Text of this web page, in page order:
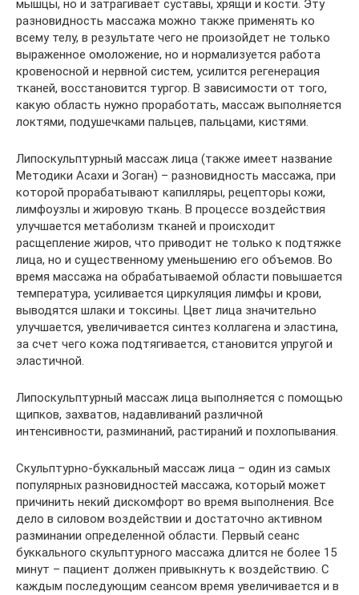
мышцы, но и затрагивает суставы, хрящи и кости. Эту
разновидность массажа можно также применять ко
всему телу, в результате чего не произойдет не только
выраженное омоложение, но и нормализуется работа
кровеносной и нервной систем, усилится регенерация
тканей, восстановится тургор. В зависимости от того,
какую область нужно проработать, массаж выполняется
локтями, подушечками пальцев, пальцами, кистями.
Липоскульптурный массаж лица (также имеет название
Методики Асахи и Зоган) – разновидность массажа, при
которой прорабатывают капилляры, рецепторы кожи,
лимфоузлы и жировую ткань. В процессе воздействия
улучшается метаболизм тканей и происходит
расщепление жиров, что приводит не только к подтяжке
лица, но и существенному уменьшению его объемов. Во
время массажа на обрабатываемой области повышается
температура, усиливается циркуляция лимфы и крови,
выводятся шлаки и токсины. Цвет лица значительно
улучшается, увеличивается синтез коллагена и эластина,
за счет чего кожа подтягивается, становится упругой и
эластичной.
Липоскульптурный массаж лица выполняется с помощью
щипков, захватов, надавливаний различной
интенсивности, разминаний, растираний и похлопывания.
Скульптурно-буккальный массаж лица – один из самых
популярных разновидностей массажа, который может
причинить некий дискомфорт во время выполнения. Все
дело в силовом воздействии и достаточно активном
разминании определенной области. Первый сеанс
буккального скульптурного массажа длится не более 15
минут – пациент должен привыкнуть к воздействию. С
каждым последующим сеансом время увеличивается и в